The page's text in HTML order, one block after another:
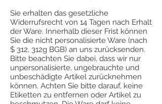
Sie erhalten das gesetzliche
Widerrufsrecht von 14 Tagen nach Erhalt
der Ware. Innerhalb dieser Frist können
Sie die nicht personalisierte Ware (nach
$ 312, 312g BGB) an uns zurücksenden.
Bitte beachten Sie dabei, dass wir nur
unpersonalisierte, ungebrauchte und
unbeschädigte Artikel zurücknehmen
können. Achten Sie bitte darauf, keine
Etiketten zu entfernen oder Artikel zu